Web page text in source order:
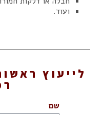
ועוד.
לייעוץ
שם